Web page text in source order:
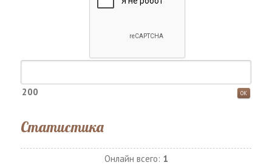
200
Статистика
Онлайн всего: 1